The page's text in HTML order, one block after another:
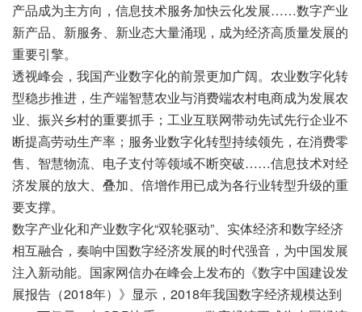
产品成为主方向，信息技术服务加快云化发展……数字产业
新产品、新服务、新业态大量涌现，成为经济高质量发展的
重要引擎。
透视峰会，我国产业数字化的前景更加广阔。农业数字化转
型稳步推进，生产端智慧农业与消费端农村电商成为发展农
业、振兴乡村的重要抓手；工业互联网带动先试先行企业不
断提高劳动生产率；服务业数字化转型持续领先，在消费零
售、智慧物流、电子支付等领域不断突破……信息技术对经
济发展的放大、叠加、倍增作用已成为各行业转型升级的重
要支撑。
数字产业化和产业数字化“双轮驱动”、实体经济和数字经济
相互融合，奏响中国数字经济发展的时代强音，为中国发展
注入新动能。国家网信办在峰会上发布的《数字中国建设发
展报告（2018年）》显示，2018年我国数字经济规模达到